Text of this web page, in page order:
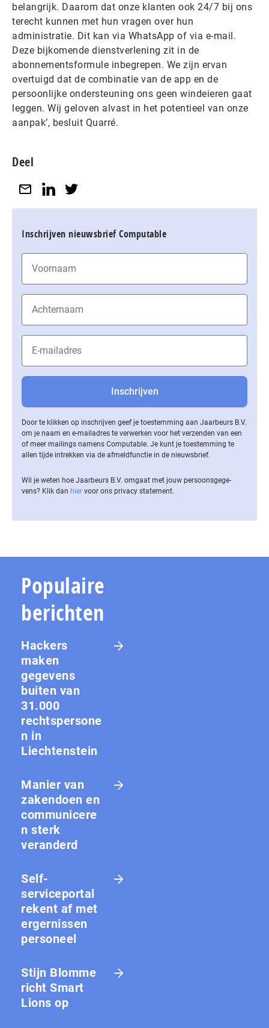
belangrijk. Daarom dat onze klanten ook 24/7 bij ons
terecht kunnen met hun vragen over hun
administratie. Dit kan via WhatsApp of via e-mail.
Deze bijkomende dienstverlening zit in de
abonnementsformule inbegrepen. We zijn ervan
overtuigd dat de combinatie van de app en de
persoonlijke ondersteuning ons geen windeieren gaat
leggen. Wij geloven alvast in het potentieel van onze
aanpak’, besluit Quarré.
Deel
Inschrijven nieuwsbrief Computable
Door te klikken op inschrijven geef je toestemming aan Jaarbeurs B.V.
om je naam en e-mailadres te verwerken voor het verzenden van een
of meer mailings namens Computable. Je kunt je toestemming te
allen tijde intrekken via de af­meld­func­tie in de nieuwsbrief.
Wil je weten hoe Jaarbeurs B.V. omgaat met jouw per­soons­ge­ge­
vens? Klik dan hier voor ons privacy statement.
Populaire
berichten
Hackers
maken
gegevens
buiten van
31.000
rechtspersone
n in
Liechtenstein
Manier van
zakendoen en
communicere
n sterk
veranderd
Self-
serviceportal
rekent af met
ergernissen
personeel
Stijn Blomme
richt Smart
Lions op